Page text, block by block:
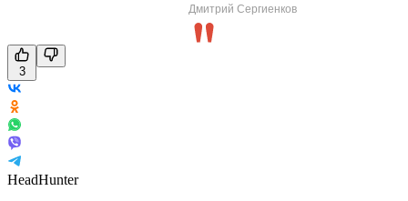
Дмитрий Сергиенков
3
HeadHunter